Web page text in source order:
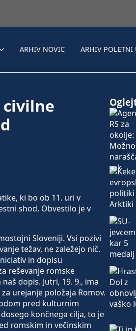
ARHIV NOVIC ARHIV POLETNI
civilne
ki bo ob 11. uri v
shod. Obvestilo je v
Sloveniji. Vsi pozivi
težav, ne zaležejo nič.
in dopisu
reševanje romske
dopis. Jutri, 19. 9., ima
urejanje položaja Romov.
pred kulturnim
končnega cilja, to je
romskim in večinskim